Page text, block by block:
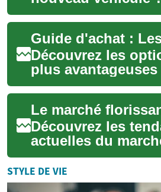
leasing
être la solution
flexi...
Découvrez les
plus avantageuses
automobile
véhicules
offres de le...
Découvrez les
actuelles du
voitures
France, un secteur
croissance offran...
STYLE DE VIE